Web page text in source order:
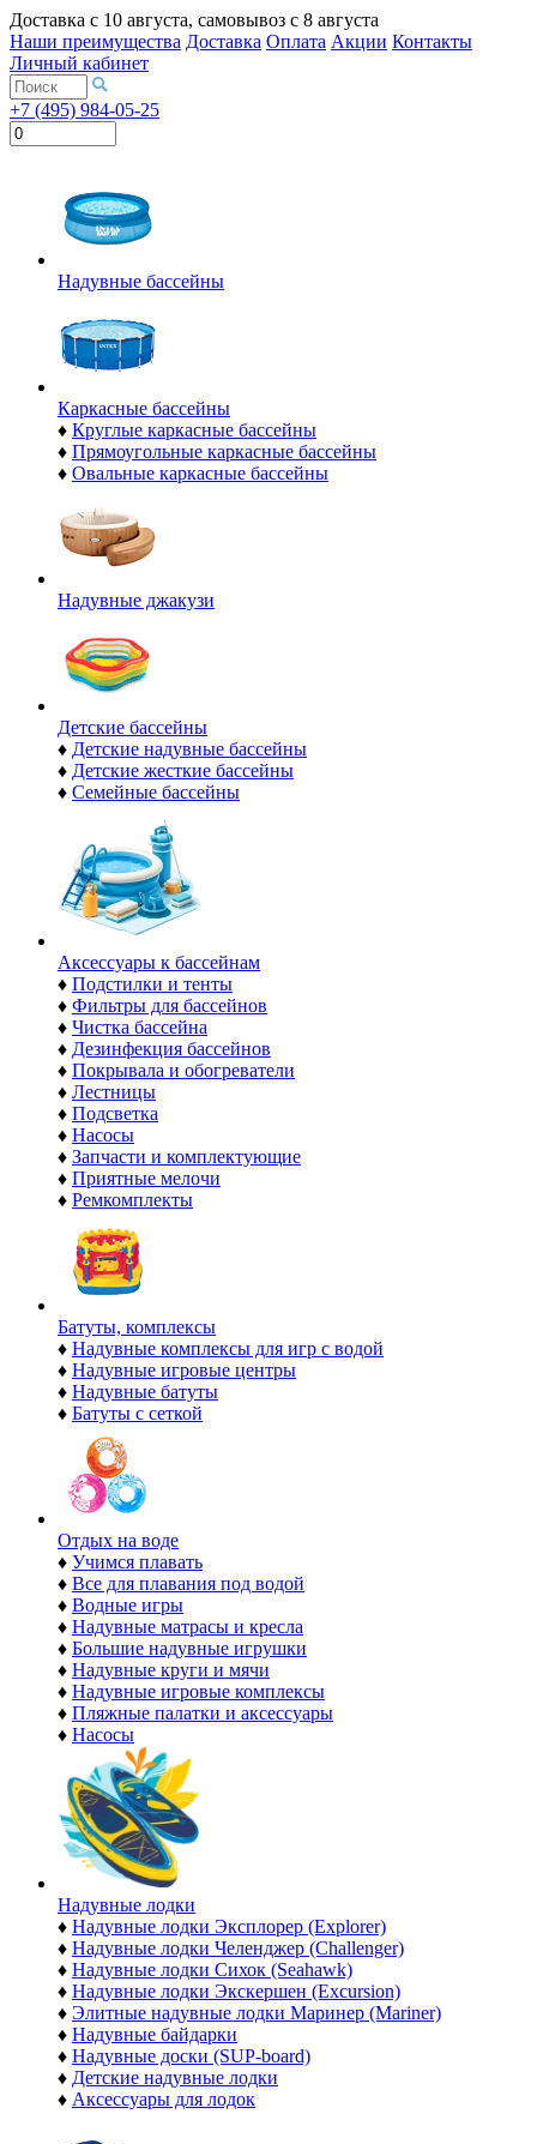
Доставка с 10 августа, самовывоз с 8 августа
Наши преимущества Доставка Оплата Акции Контакты
Личный кабинет
+7 (495) 984-05-25
Надувные бассейны
Каркасные бассейны
♦ Круглые каркасные бассейны
♦ Прямоугольные каркасные бассейны
♦ Овальные каркасные бассейны
Надувные джакузи
Детские бассейны
♦ Детские надувные бассейны
♦ Детские жесткие бассейны
♦ Семейные бассейны
Аксессуары к бассейнам
♦ Подстилки и тенты
♦ Фильтры для бассейнов
♦ Чистка бассейна
♦ Дезинфекция бассейнов
♦ Покрывала и обогреватели
♦ Лестницы
♦ Подсветка
♦ Насосы
♦ Запчасти и комплектующие
♦ Приятные мелочи
♦ Ремкомплекты
Батуты, комплексы
♦ Надувные комплексы для игр с водой
♦ Надувные игровые центры
♦ Надувные батуты
♦ Батуты с сеткой
Отдых на воде
♦ Учимся плавать
♦ Все для плавания под водой
♦ Водные игры
♦ Надувные матрасы и кресла
♦ Большие надувные игрушки
♦ Надувные круги и мячи
♦ Надувные игровые комплексы
♦ Пляжные палатки и аксессуары
♦ Насосы
Надувные лодки
♦ Надувные лодки Эксплорер (Explorer)
♦ Надувные лодки Челенджер (Challenger)
♦ Надувные лодки Сихок (Seahawk)
♦ Надувные лодки Экскершен (Excursion)
♦ Элитные надувные лодки Маринер (Mariner)
♦ Надувные байдарки
♦ Надувные доски (SUP-board)
♦ Детские надувные лодки
♦ Аксессуары для лодок